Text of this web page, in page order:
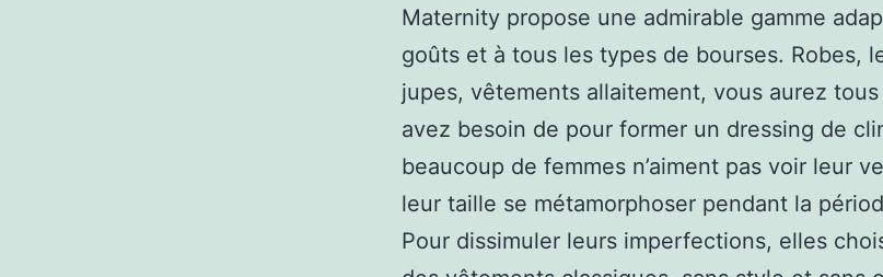
Maternity propose une admirable gamme
goûts et à tous les types de bourses. Robes,
jupes, vêtements allaitement, vous aurez
avez besoin de pour former un dressing de
beaucoup de femmes n’aiment pas voir leur
leur taille se métamorphoser pendant la
Pour dissimuler leurs imperfections, elles